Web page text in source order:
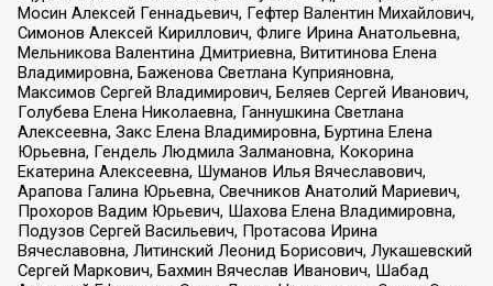
Мосин Алексей Геннадьевич, Гефтер Валентин Михайлович,
Симонов Алексей Кириллович, Флиге Ирина Анатольевна,
Мельникова Валентина Дмитриевна, Вититинова Елена
Владимировна, Баженова Светлана Куприяновна,
Максимов Сергей Владимирович, Беляев Сергей Иванович,
Голубева Елена Николаевна, Ганнушкина Светлана
Алексеевна, Закс Елена Владимировна, Буртина Елена
Юрьевна, Гендель Людмила Залмановна, Кокорина
Екатерина Алексеевна, Шуманов Илья Вячеславович,
Арапова Галина Юрьевна, Свечников Анатолий Мариевич,
Прохоров Вадим Юрьевич, Шахова Елена Владимировна,
Подузов Сергей Васильевич, Протасова Ирина
Вячеславовна, Литинский Леонид Борисович, Лукашевский
Сергей Маркович, Бахмин Вячеслав Иванович, Шабад